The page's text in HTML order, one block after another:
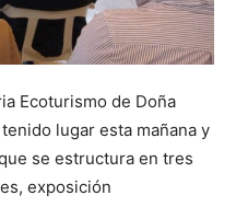
Ecoturismo de Doña
lugar esta mañana y
se estructura en tres
exposición